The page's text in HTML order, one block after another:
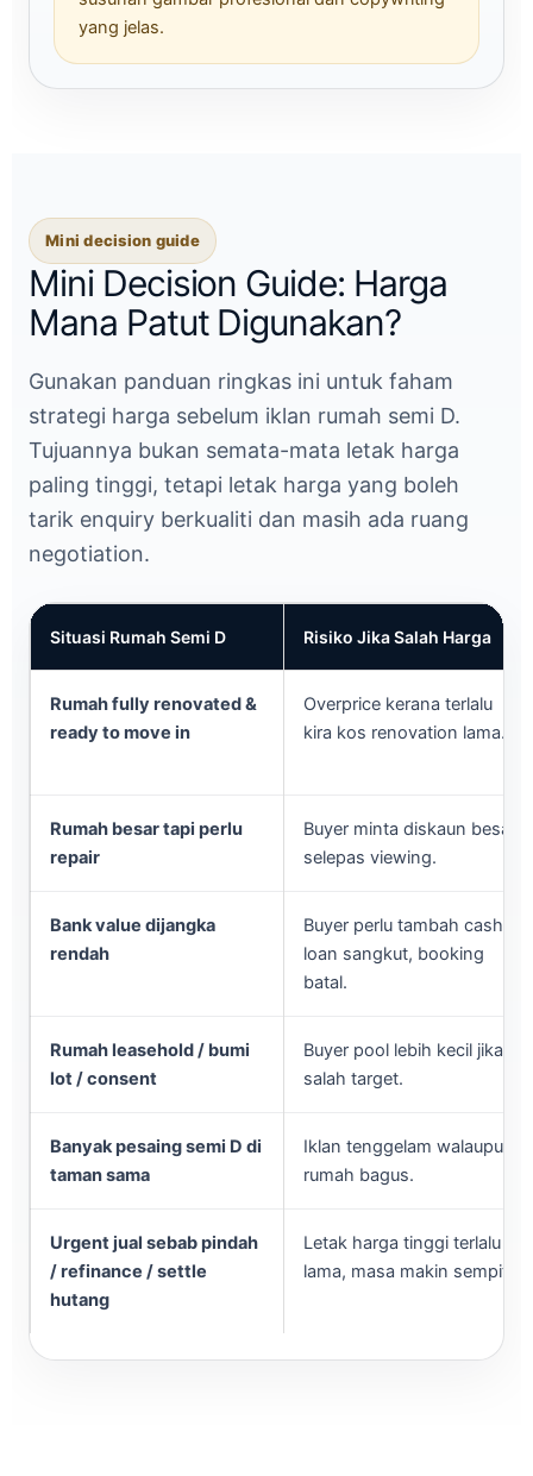
yang jelas.
Mini decision guide
Mini Decision Guide: Harga
Mana Patut Digunakan?
Gunakan panduan ringkas ini untuk faham
strategi harga sebelum iklan rumah semi D.
Tujuannya bukan semata-mata letak harga
paling tinggi, tetapi letak harga yang boleh
tarik enquiry berkualiti dan masih ada ruang
negotiation.
Situasi Rumah Semi D Risiko Jika Salah Harga
Rumah fully renovated &
ready to move in
Overprice kerana terlalu
kira kos renovation lama.
Rumah besar tapi perlu
repair
Buyer minta diskaun besar
selepas viewing.
Bank value dijangka
rendah
Buyer perlu tambah cash,
loan sangkut, booking
batal.
Rumah leasehold / bumi
lot / consent
Buyer pool lebih kecil jika
salah target.
Banyak pesaing semi D di
taman sama
Iklan tenggelam walaupun
rumah bagus.
Urgent jual sebab pindah
/ refinance / settle
hutang
Letak harga tinggi terlalu
lama, masa makin sempit.